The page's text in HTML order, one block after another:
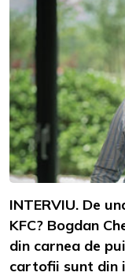
INTERVIU. De
KFC? Bogdan
din carnea de
cartofii sunt din